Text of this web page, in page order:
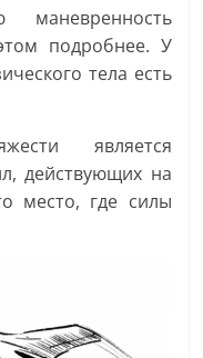
маневренность
подробнее. У
тела есть
является
действующих на
место, где силы